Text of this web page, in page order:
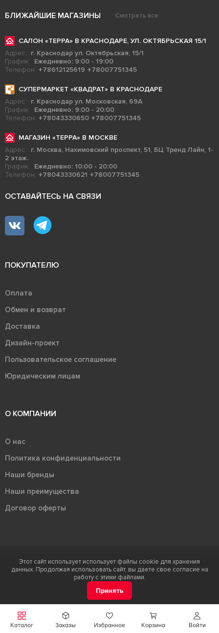
Войти
Каталог Заказы Избранное Корзина
БЛИЖАЙШИЕ МАГАЗИНЫ Смотреть все
САЛОН «ТЕРРА» В КРАСНОДАРЕ, УЛ. ОКТЯБРЬСКАЯ 15/1
Адрес:
г. Краснодар ул. Октябрьская, 15/1
График:
Ежедневно: 9:00 - 19:00
Телефон: +78612125619 +78007751345
СУПЕРМАРКЕТ «КВАДРАТ» В КРАСНОДАРЕ
Адрес:
г. Краснодар ул. Московская, 69А
График:
Ежедневно: 9:00 - 20:00
Телефон: +78043330650 +78007751345
МАГАЗИН «ТЕРРА» В МОСКВЕ
Адрес:
г. Москва, Нахимовский проспект, 51, БЦ Тренд Лайн, 1-
2 этаж.
График:
Ежедневно: 10:00 - 20:00
Телефон: +78043330621 +78007751345
ОСТАВАЙТЕСЬ НА СВЯЗИ
ПОКУПАТЕЛЮ
Оплата
Обмен и возврат
Доставка
Дизайн-проект
Пользовательское соглашение
Юридическим лицам
О КОМПАНИИ
О нас
Политика конфиденциальности
Наши бренды
Наши преимущества
Договор оферты
Терра - территория керамики 2026
Ⓒ Правообладателем товарного знака "Терра" является ООО "Атлас-
Этот сайт использует использует файлы cookie для хранения
данных. Продолжая использовать сайт, вы даете свое согласие на
работу с этими файлами.
Принять